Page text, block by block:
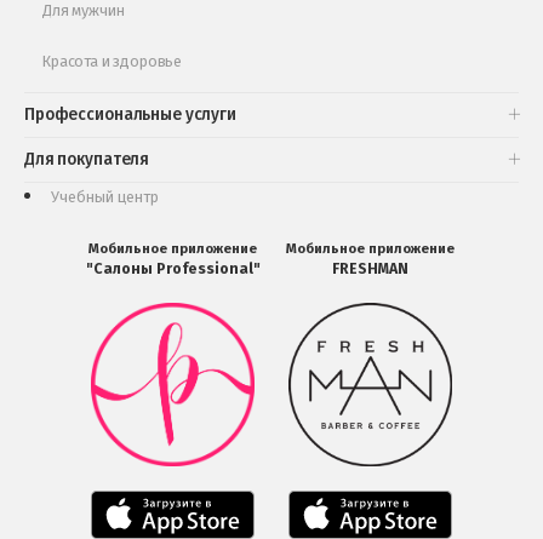
Для мужчин
Красота и здоровье
Профессиональные услуги
Для покупателя
Учебный центр
Мобильное приложение
"Салоны Professional"
Мобильное
приложение
Салоны
Professional
загрузить
в
Google
Мобильное
приложение
Мобильное приложение
FRESHMAN
Мобильное
приложение
FRESHMAN
в
Google
Play
Мобильное
приложение